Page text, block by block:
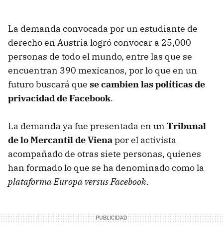
La demanda convocada por un estudiante de
derecho en Austria logró convocar a 25,000
personas de todo el mundo, entre las que se
encuentran 390 mexicanos, por lo que en un
futuro buscará que se cambien las políticas de
privacidad de Facebook.
La demanda ya fue presentada en un Tribunal
de lo Mercantil de Vienapor el activista
acompañado de otras siete personas, quienes
han formado lo que se ha denominado como la
plataforma Europa versus Facebook.